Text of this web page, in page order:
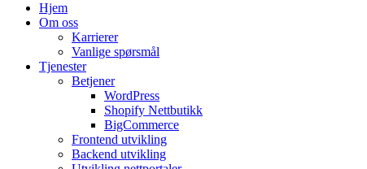
Hjem
Om oss
Karrierer
Vanlige spørsmål
Tjenester
Betjener
WordPress
Shopify Nettbutikk
BigCommerce
Frontend utvikling
Backend utvikling